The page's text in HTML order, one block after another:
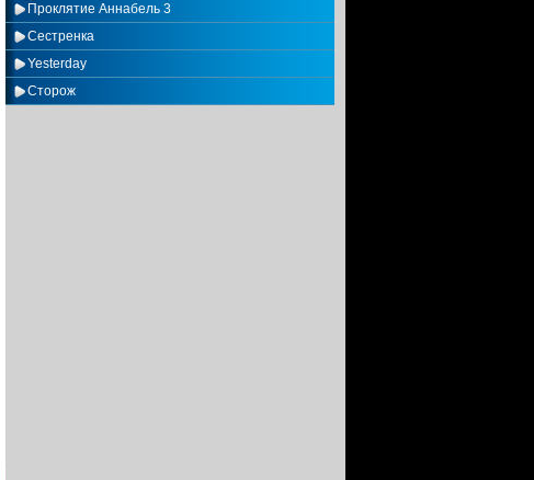
Проклятие Аннабель 3
Сестренка
Yesterday
Сторож